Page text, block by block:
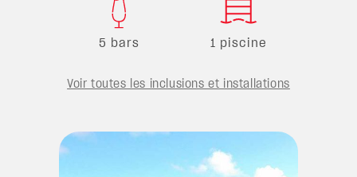
5 bars 1 piscine
Voir toutes les inclusions et installations